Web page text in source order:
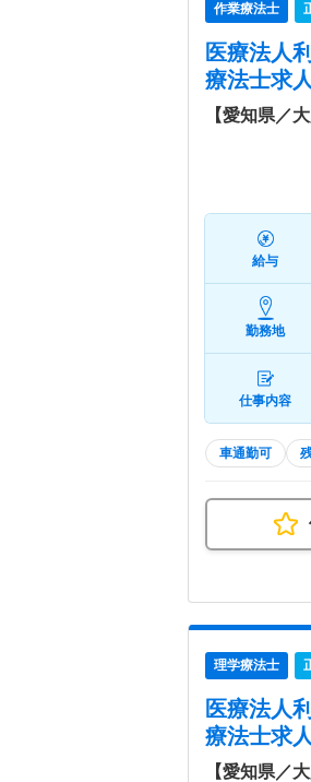
作業療法士
医療法人
療法士求
【愛知県／
給与
勤務地
仕事内容
車通勤可
理学療法士
医療法人
療法士求
【愛知県／